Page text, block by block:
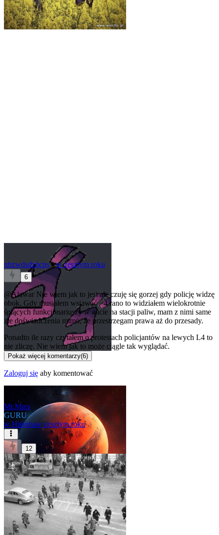
nbzwdsdzbcps★w zeszłym roku
6
@Alawar Nie wiem jak to jest ale czuję się gorzej gdy policję widzę
obok. Gdy musiałem wstawać ~4 rano to widziałem wielokrotnie
śpiących funkcjonariuszy w aucie na stacji paliw, mam z nimi same
złe doświadczenia mimo, że przestrzegam prawa aż do przesady.
Ponadto ile razy czytałem o protestach policjantów na lewych L4 to
nie zliczę. Nie wiem jak to może ciągle tak wyglądać.
Pokaż więcej komentarzy(6)
Zaloguj się aby komentować
Mr.Mars
GURU
w Historiaw zeszłym roku
12